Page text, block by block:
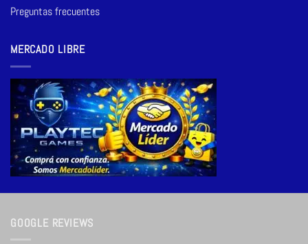
Preguntas frecuentes
MERCADO LIBRE
GOOGLE REVIEWS